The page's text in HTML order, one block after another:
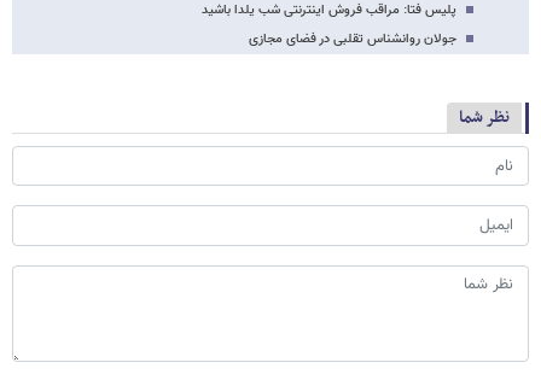
پلیس فتا: مراقب فروش اینترنتی شب یلدا باشید
جولان روانشناس تقلبی در فضای مجازی
نظر شما